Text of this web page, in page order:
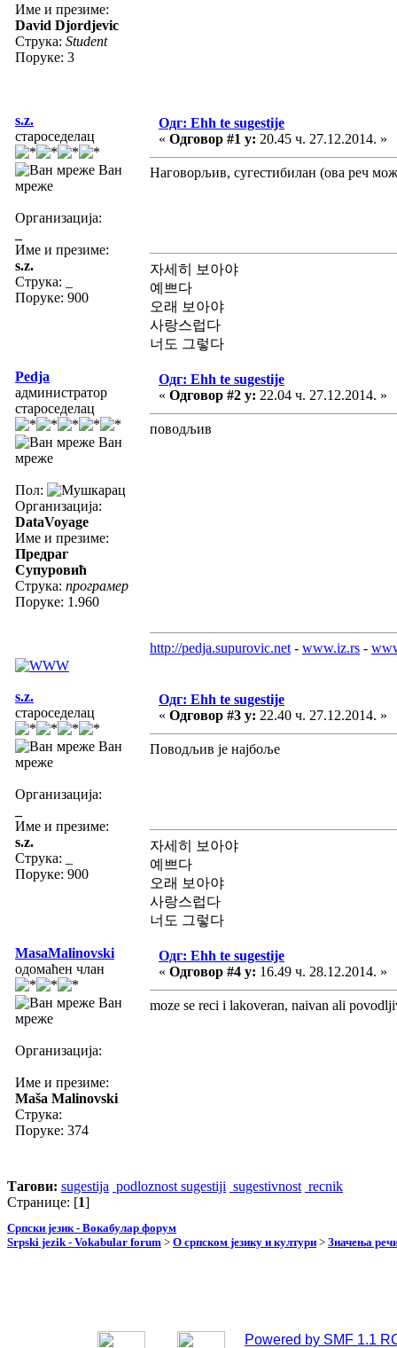
Име и презиме:
David Djordjevic
Струка: Student
Поруке: 3
s.z.
староседелац
Ван
мреже
Организација:
Име и презиме:
s.z.
Струка:
Поруке: 900
Одг: Ehh te sugestije
« Одговор #1 у: 20.45 ч. 27.12.2014. »
Наговорљив, сугестибилан (ова реч
자세히 보아야
예쁘다
오래 보아야
사랑스럽다
너도 그렇다
Pedja
администратор
староседелац
Ван
мреже
Пол:
Организација:
DataVoyage
Име и презиме:
Предраг
Супуровић
Струка: програмер
Поруке: 1.960
Одг: Ehh te sugestije
« Одговор #2 у: 22.04 ч. 27.12.2014. »
поводљив
http://pedja.supurovic.net - www.iz.rs -
s.z.
староседелац
Ван
мреже
Организација:
Име и презиме:
s.z.
Струка:
Поруке: 900
Одг: Ehh te sugestije
« Одговор #3 у: 22.40 ч. 27.12.2014. »
Поводљив је најбоље
자세히 보아야
예쁘다
오래 보아야
사랑스럽다
너도 그렇다
MasaMalinovski
одомаћен члан
Ван
мреже
Организација:
Име и презиме:
Maša Malinovski
Струка:
Поруке: 374
Одг: Ehh te sugestije
« Одговор #4 у: 16.49 ч. 28.12.2014. »
moze se reci i lakoveran, naivan ali
Тагови: sugestija podloznost sugestiji sugestivnost recnik
Странице: [1]
Српски језик - Вокабулар форум
Srpski jezik - Vokabular forum > О српском језику и култури > Значења
Powered by SMF 1.1